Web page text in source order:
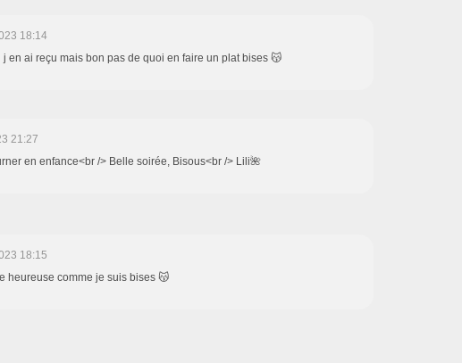
18:14
j en ai reçu mais bon pas de quoi en faire un plat bises 😽
21:27
en enfance<br /> Belle soirée, Bisous<br /> Lili🌺
18:15
heureuse comme je suis bises 😽